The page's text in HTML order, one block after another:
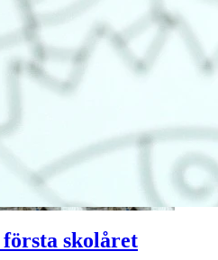
skolåret